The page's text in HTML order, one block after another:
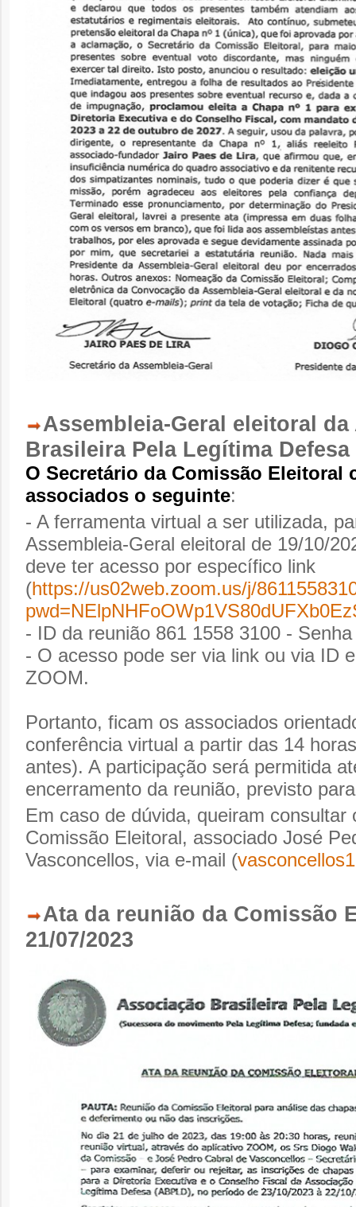
Assembleia-Geral eleitoral
Brasileira Pela Legítima Defesa
O Secretário da Comissão Eleitoral
associados o seguinte:
- A ferramenta virtual a ser utilizada,
Assembleia-Geral eleitoral de 19/10/
deve ter acesso por específico link
(https://us02web.zoom.us/j/
- ID da reunião 861 1558 3100 -
- O acesso pode ser via link ou via ID
ZOOM.
Portanto, ficam os associados
conferência virtual a partir das 14
antes). A participação será permitida
encerramento da reunião, previsto
Em caso de dúvida, queiram consultar
Comissão Eleitoral, associado José
Vasconcellos, via e-mail (
Ata da reunião da Comissão
21/07/2023